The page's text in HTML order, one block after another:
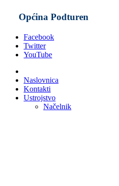
Općina Podturen
Facebook
Twitter
YouTube
Naslovnica
Kontakti
Ustrojstvo
Načelnik